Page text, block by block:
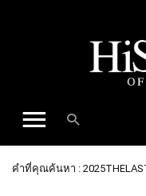
คำที่คุณค้นหา :